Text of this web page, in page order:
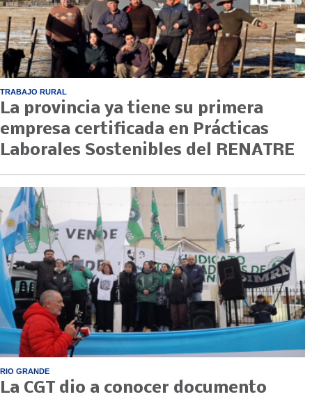
TRABAJO RURAL
La provincia ya tiene su primera
empresa certificada en Prácticas
Laborales Sostenibles del RENATRE
RIO GRANDE
La CGT dio a conocer documento